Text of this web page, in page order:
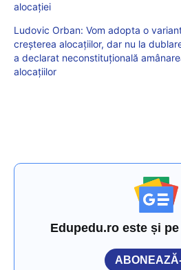
alocației
Ludovic Orban: Vom adopta o
creşterea alocaţiilor, dar nu la
a declarat neconstituțională
alocațiilor
Edupedu.ro este și